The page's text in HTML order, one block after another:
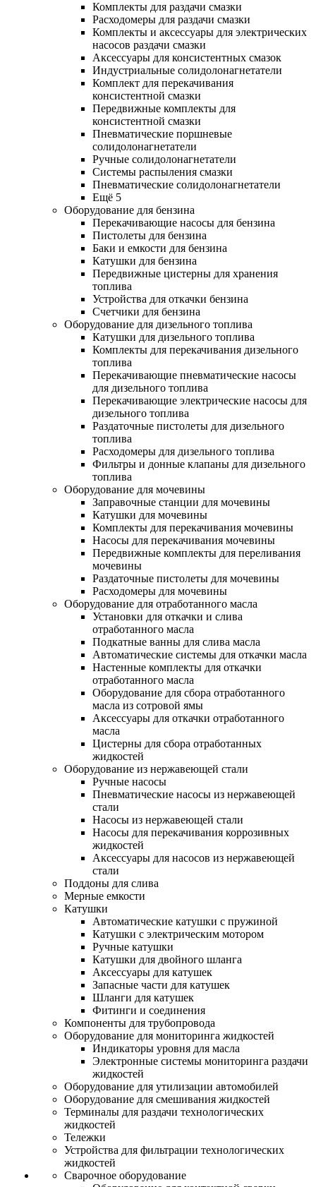
Комплекты для раздачи смазки
Расходомеры для раздачи смазки
Комплекты и аксессуары для электрических
насосов раздачи смазки
Аксессуары для консистентных смазок
Индустриальные солидолонагнетатели
Комплект для перекачивания
консистентной смазки
Передвижные комплекты для
консистентной смазки
Пневматические поршневые
солидолонагнетатели
Ручные солидолонагнетатели
Системы распыления смазки
Пневматические солидолонагнетатели
Ещё 5
Оборудование для бензина
Перекачивающие насосы для бензина
Пистолеты для бензина
Баки и емкости для бензина
Катушки для бензина
Передвижные цистерны для хранения
топлива
Устройства для откачки бензина
Счетчики для бензина
Оборудование для дизельного топлива
Катушки для дизельного топлива
Комплекты для перекачивания дизельного
топлива
Перекачивающие пневматические насосы
для дизельного топлива
Перекачивающие электрические насосы для
дизельного топлива
Раздаточные пистолеты для дизельного
топлива
Расходомеры для дизельного топлива
Фильтры и донные клапаны для дизельного
топлива
Оборудование для мочевины
Заправочные станции для мочевины
Катушки для мочевины
Комплекты для перекачивания мочевины
Насосы для перекачивания мочевины
Передвижные комплекты для переливания
мочевины
Раздаточные пистолеты для мочевины
Расходомеры для мочевины
Оборудование для отработанного масла
Установки для откачки и слива
отработанного масла
Подкатные ванны для слива масла
Автоматические системы для откачки масла
Настенные комплекты для откачки
отработанного масла
Оборудование для сбора отработанного
масла из сотровой ямы
Аксессуары для откачки отработанного
масла
Цистерны для сбора отработанных
жидкостей
Оборудование из нержавеющей стали
Ручные насосы
Пневматические насосы из нержавеющей
стали
Насосы из нержавеющей стали
Насосы для перекачивания коррозивных
жидкостей
Аксессуары для насосов из нержавеющей
стали
Поддоны для слива
Мерные емкости
Катушки
Автоматические катушки с пружиной
Катушки с электрическим мотором
Ручные катушки
Катушки для двойного шланга
Аксессуары для катушек
Запасные части для катушек
Шланги для катушек
Фитинги и соединения
Компоненты для трубопровода
Оборудование для мониторинга жидкостей
Индикаторы уровня для масла
Электронные системы мониторинга раздачи
жидкостей
Оборудование для утилизации автомобилей
Оборудование для смешивания жидкостей
Терминалы для раздачи технологических
жидкостей
Тележки
Устройства для фильтрации технологических
жидкостей
Сварочное оборудование